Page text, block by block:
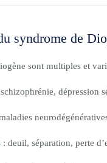
syndrome de
sont multiples et
dépression
: deuil, séparation, perte